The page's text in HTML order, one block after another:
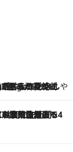
やりスイーツで夏を満喫
Ago
仁左衛門・市川中車ら豪華座組みで4年目の立川立飛歌舞伎へ